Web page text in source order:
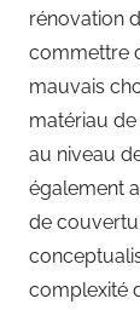
rénovation
commettre
mauvais
matériau
au niveau
également
de
complexité